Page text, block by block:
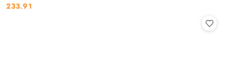
Cena:
233.91